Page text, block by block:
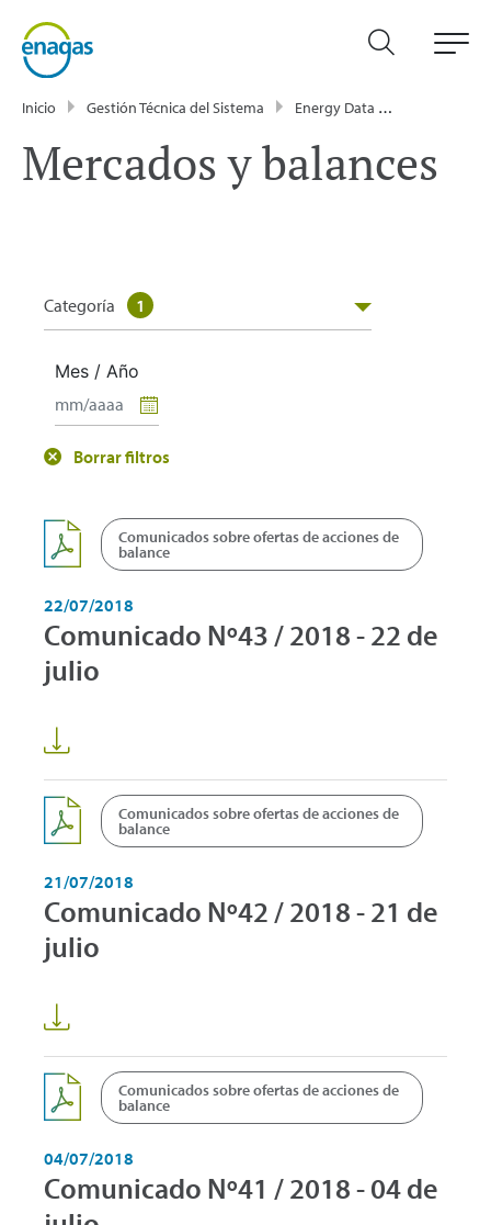
Inicio Gestión Técnica del Sistema Energy Data
Mercados y balances
Categoría 1
Mes / Año
Borrar filtros
Comunicados sobre ofertas de acciones de
balance
22/07/2018
Comunicado Nº43 / 2018 - 22 de
julio
Comunicados sobre ofertas de acciones de
balance
21/07/2018
Comunicado Nº42 / 2018 - 21 de
julio
Comunicados sobre ofertas de acciones de
balance
04/07/2018
Comunicado Nº41 / 2018 - 04 de